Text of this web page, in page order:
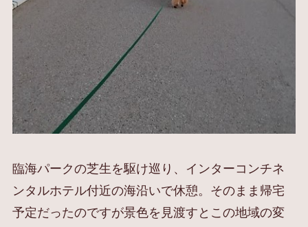
臨海パークの芝生を駆け巡り、インターコンチネ
ンタルホテル付近の海沿いで休憩。そのまま帰宅
予定だったのですが景色を見渡すとこの地域の変